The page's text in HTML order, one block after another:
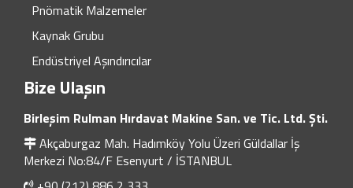
Pnömatik Malzemeler
Kaynak Grubu
Endüstriyel Aşındırıcılar
Bize Ulaşın
Birleşim Rulman Hırdavat Makine San. ve Tic. Ltd. Şti.
Akçaburgaz Mah. Hadımköy Yolu Üzeri Güldallar İş
Merkezi No:84/F Esenyurt / İSTANBUL